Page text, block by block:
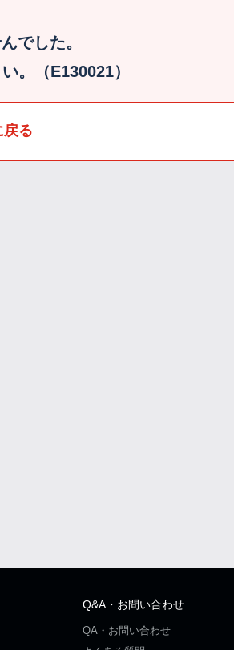
でした。
。（E130021）
戻る
Q&A・お問い合わせ
QA・お問い合わせ